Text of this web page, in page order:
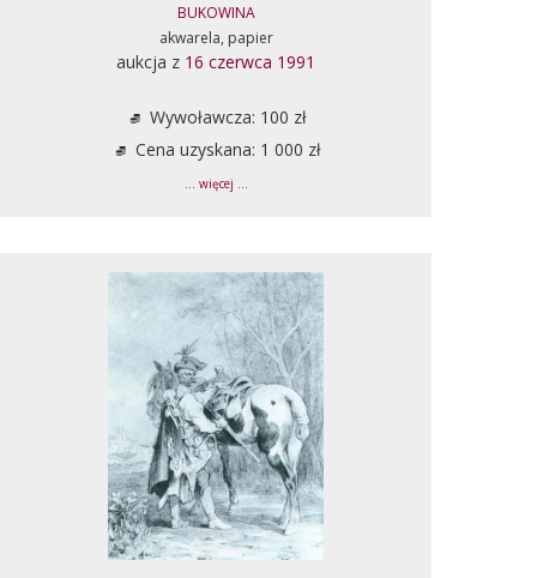
BUKOWINA
akwarela, papier
aukcja z 16 czerwca 1991
Wywoławcza: 100 zł
Cena uzyskana: 1 000 zł
... więcej ...